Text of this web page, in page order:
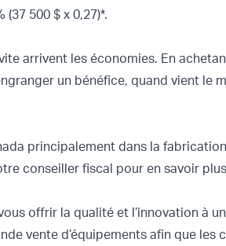
500 $ x 0,27)*.
arrivent les économies. En
un bénéfice, quand vient le
principalement dans la
conseiller fiscal pour en savoir
offrir la qualité et l’innovation à
vente d’équipements afin que